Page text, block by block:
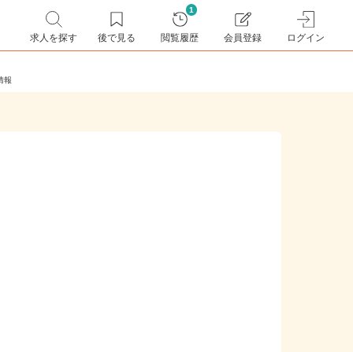
求人を探す 後で見る
1
閲覧履歴 会員登録 ログイン
情報